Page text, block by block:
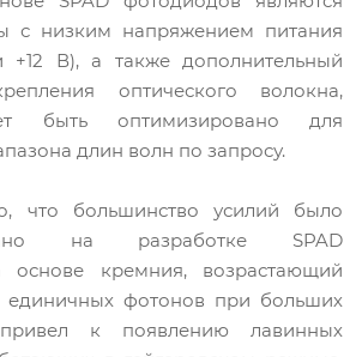
с низким напряжением питания
В), а также дополнительный
оптического волокна,
быть оптимизировано для
длин волн по запросу.
что большинство усилий было
на разработке SPAD
основе кремния, возрастающий
единичных фотонов при больших
к появлению лавинных